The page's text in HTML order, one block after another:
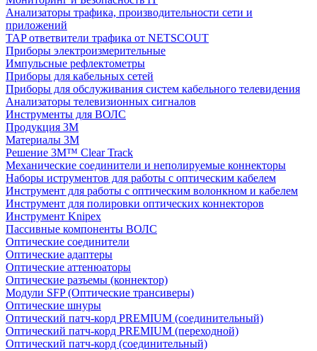
Анализаторы трафика, производительности сети и
приложений
TAP ответвители трафика от NETSCOUT
Приборы электроизмерительные
Импульсные рефлектометры
Приборы для кабельных сетей
Приборы для обслуживания систем кабельного телевидения
Анализаторы телевизионных сигналов
Инструменты для ВОЛС
Продукция 3M
Материалы 3М
Решение 3M™ Clear Track
Механические соединители и неполируемые коннекторы
Наборы иструментов для работы с оптическим кабелем
Инструмент для работы с оптическим волонкном и кабелем
Инструмент для полировки оптических коннекторов
Инструмент Knipex
Пассивные компоненты ВОЛС
Оптические соединители
Оптические адаптеры
Оптические аттенюаторы
Оптические разъемы (коннектор)
Модули SFP (Оптические трансиверы)
Оптические шнуры
Оптический патч-корд PREMIUM (соединительный)
Оптический патч-корд PREMIUM (переходной)
Оптический патч-корд (соединительный)